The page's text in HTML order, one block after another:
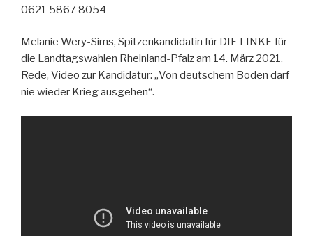
0621 5867 8054
Melanie Wery-Sims, Spitzenkandidatin für DIE LINKE für
die Landtagswahlen Rheinland-Pfalz am 14. März 2021,
Rede, Video zur Kandidatur: „Von deutschem Boden darf
nie wieder Krieg ausgehen“.